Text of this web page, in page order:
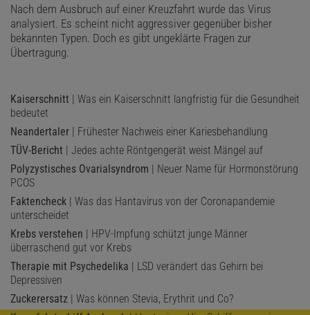
Nach dem Ausbruch auf einer Kreuzfahrt wurde das Virus
analysiert. Es scheint nicht aggressiver gegenüber bisher
bekannten Typen. Doch es gibt ungeklärte Fragen zur
Übertragung.
Kaiserschnitt | Was ein Kaiserschnitt langfristig für die Gesundheit
bedeutet
Neandertaler | Frühester Nachweis einer Kariesbehandlung
TÜV-Bericht | Jedes achte Röntgengerät weist Mängel auf
Polyzystisches Ovarialsyndrom | Neuer Name für Hormonstörung
PCOS
Faktencheck | Was das Hantavirus von der Coronapandemie
unterscheidet
Krebs verstehen | HPV-Impfung schützt junge Männer
überraschend gut vor Krebs
Therapie mit Psychedelika | LSD verändert das Gehirn bei
Depressiven
Zuckerersatz | Was können Stevia, Erythrit und Co?